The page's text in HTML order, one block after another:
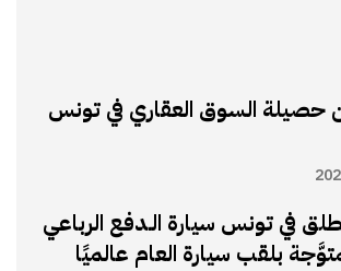
السوق العقاري في تونس
في تونس سيارة الـدفع الرباعي